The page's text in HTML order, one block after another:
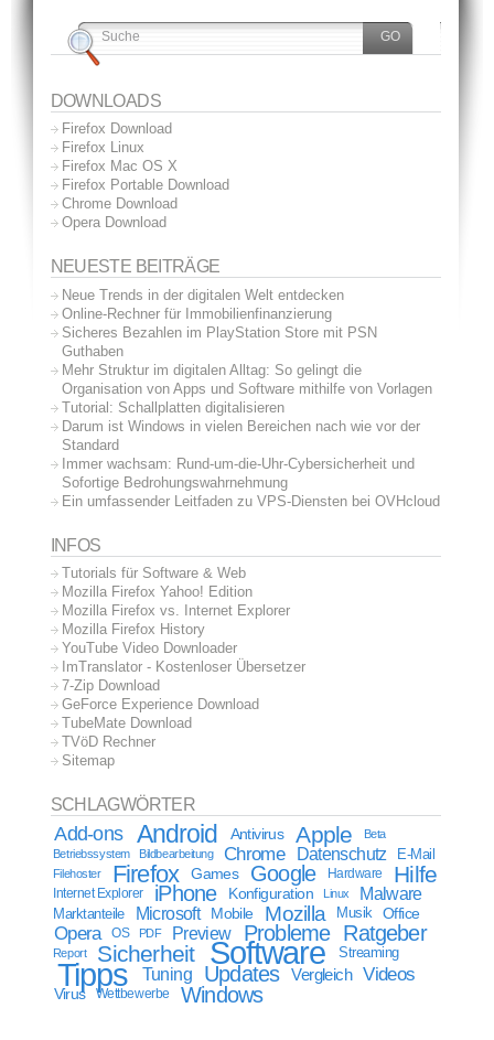
DOWNLOADS
Firefox Download
Firefox Linux
Firefox Mac OS X
Firefox Portable Download
Chrome Download
Opera Download
NEUESTE BEITRÄGE
Neue Trends in der digitalen Welt entdecken
Online-Rechner für Immobilienfinanzierung
Sicheres Bezahlen im PlayStation Store mit PSN
Guthaben
Mehr Struktur im digitalen Alltag: So gelingt die
Organisation von Apps und Software mithilfe von Vorlagen
Tutorial: Schallplatten digitalisieren
Darum ist Windows in vielen Bereichen nach wie vor der
Standard
Immer wachsam: Rund-um-die-Uhr-Cybersicherheit und
Sofortige Bedrohungswahrnehmung
Ein umfassender Leitfaden zu VPS-Diensten bei OVHcloud
INFOS
Tutorials für Software & Web
Mozilla Firefox Yahoo! Edition
Mozilla Firefox vs. Internet Explorer
Mozilla Firefox History
YouTube Video Downloader
ImTranslator - Kostenloser Übersetzer
7-Zip Download
GeForce Experience Download
TubeMate Download
TVöD Rechner
Sitemap
SCHLAGWÖRTER
Add-ons Android Antivirus Apple
Beta
Betriebssystem
Bildbearbeitung Chrome Datenschutz E-Mail
Filehoster Firefox Games Google Hardware Hilfe
Internet Explorer iPhone Konfiguration Linux Malware
Marktanteile Microsoft Mobile Mozilla Musik Office
Opera OS PDF Preview Probleme Ratgeber
Report Sicherheit Software Streaming
Tipps Tuning Updates Vergleich Videos
Virus Wettbewerbe Windows